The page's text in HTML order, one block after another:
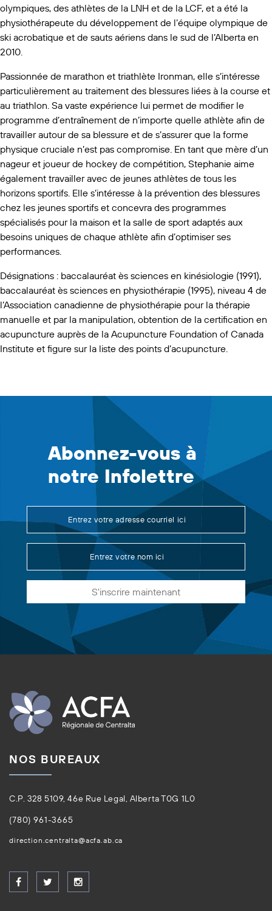
olympiques, des athlètes de la LNH et de la LCF, et a été la
physiothérapeute du développement de l’équipe olympique de
ski acrobatique et de sauts aériens dans le sud de l’Alberta en
2010.
Passionnée de marathon et triathlète Ironman, elle s’intéresse
particulièrement au traitement des blessures liées à la course et
au triathlon. Sa vaste expérience lui permet de modifier le
programme d’entraînement de n’importe quelle athlète afin de
travailler autour de sa blessure et de s’assurer que la forme
physique cruciale n’est pas compromise. En tant que mère d’un
nageur et joueur de hockey de compétition, Stephanie aime
également travailler avec de jeunes athlètes de tous les
horizons sportifs. Elle s’intéresse à la prévention des blessures
chez les jeunes sportifs et concevra des programmes
spécialisés pour la maison et la salle de sport adaptés aux
besoins uniques de chaque athlète afin d’optimiser ses
performances.
Désignations : baccalauréat ès sciences en kinésiologie (1991),
baccalauréat ès sciences en physiothérapie (1995), niveau 4 de
l’Association canadienne de physiothérapie pour la thérapie
manuelle et par la manipulation, obtention de la certification en
acupuncture auprès de la Acupuncture Foundation of Canada
Institute et figure sur la liste des points d’acupuncture.
Abonnez-vous à
notre Infolettre
S'inscrire maintenant
NOS BUREAUX
C.P. 328 5109, 46e Rue Legal, Alberta T0G 1L0
(780) 961-3665
direction.centralta@acfa.ab.ca